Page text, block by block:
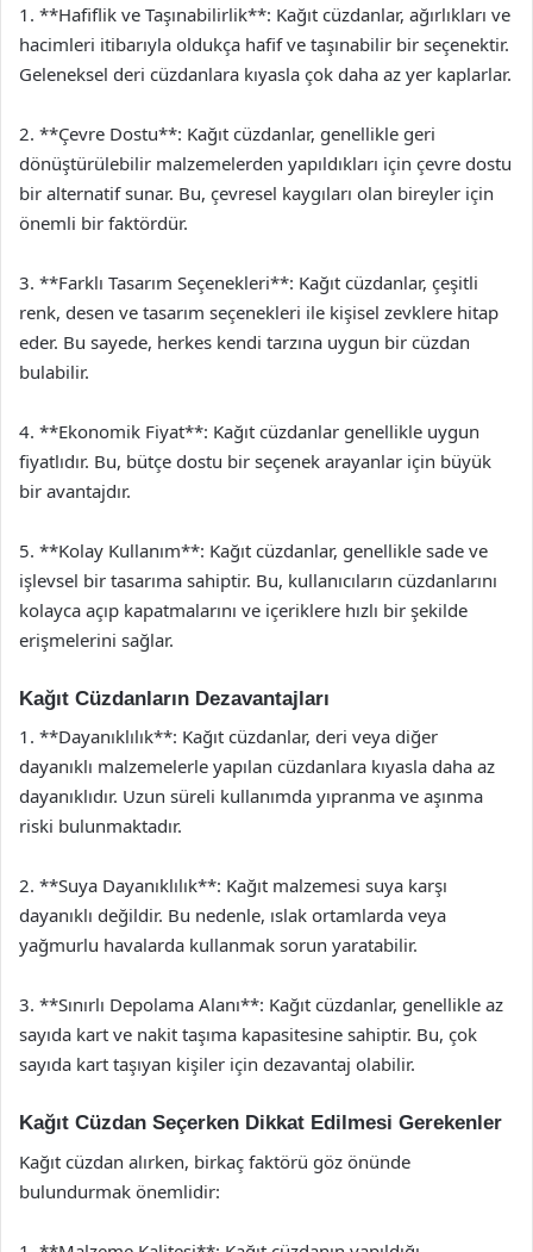
1. **Hafiflik ve Taşınabilirlik**: Kağıt cüzdanlar, ağırlıkları ve
hacimleri itibarıyla oldukça hafif ve taşınabilir bir seçenektir.
Geleneksel deri cüzdanlara kıyasla çok daha az yer kaplarlar.
2. **Çevre Dostu**: Kağıt cüzdanlar, genellikle geri
dönüştürülebilir malzemelerden yapıldıkları için çevre dostu
bir alternatif sunar. Bu, çevresel kaygıları olan bireyler için
önemli bir faktördür.
3. **Farklı Tasarım Seçenekleri**: Kağıt cüzdanlar, çeşitli
renk, desen ve tasarım seçenekleri ile kişisel zevklere hitap
eder. Bu sayede, herkes kendi tarzına uygun bir cüzdan
bulabilir.
4. **Ekonomik Fiyat**: Kağıt cüzdanlar genellikle uygun
fiyatlıdır. Bu, bütçe dostu bir seçenek arayanlar için büyük
bir avantajdır.
5. **Kolay Kullanım**: Kağıt cüzdanlar, genellikle sade ve
işlevsel bir tasarıma sahiptir. Bu, kullanıcıların cüzdanlarını
kolayca açıp kapatmalarını ve içeriklere hızlı bir şekilde
erişmelerini sağlar.
Kağıt Cüzdanların Dezavantajları
1. **Dayanıklılık**: Kağıt cüzdanlar, deri veya diğer
dayanıklı malzemelerle yapılan cüzdanlara kıyasla daha az
dayanıklıdır. Uzun süreli kullanımda yıpranma ve aşınma
riski bulunmaktadır.
2. **Suya Dayanıklılık**: Kağıt malzemesi suya karşı
dayanıklı değildir. Bu nedenle, ıslak ortamlarda veya
yağmurlu havalarda kullanmak sorun yaratabilir.
3. **Sınırlı Depolama Alanı**: Kağıt cüzdanlar, genellikle az
sayıda kart ve nakit taşıma kapasitesine sahiptir. Bu, çok
sayıda kart taşıyan kişiler için dezavantaj olabilir.
Kağıt Cüzdan Seçerken Dikkat Edilmesi Gerekenler
Kağıt cüzdan alırken, birkaç faktörü göz önünde
bulundurmak önemlidir: